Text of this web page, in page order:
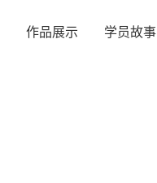
作品展示 学员故事